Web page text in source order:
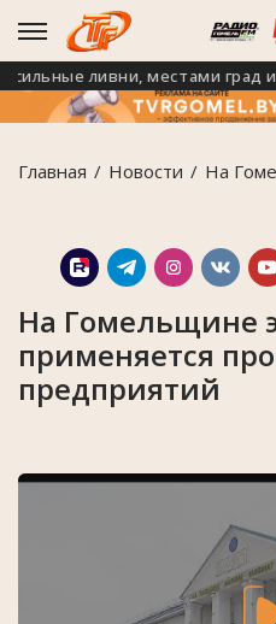
ливни, местами град и
Главная Новости На
На Гомельщине
применяется
предприятий